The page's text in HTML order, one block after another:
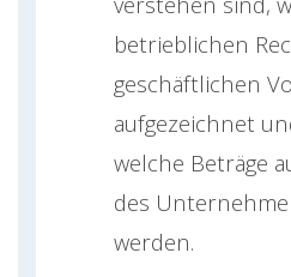
betrieblichen
geschäftlichen
aufgezeichnet
welche Beträge
des
werden.